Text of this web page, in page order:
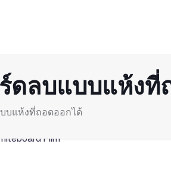
ดลบแบบแห้งที่
บแห้งที่ถอดออกได้